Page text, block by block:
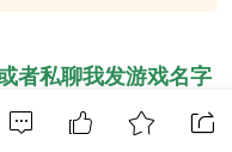
者私聊我发游戏名字
枉錢！